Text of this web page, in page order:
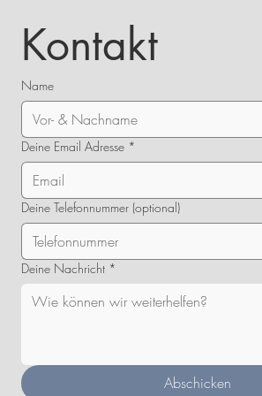
Kontakt
Name
Deine Email Adresse *
Deine Telefonnummer (optional)
Deine Nachricht *
Abschicken